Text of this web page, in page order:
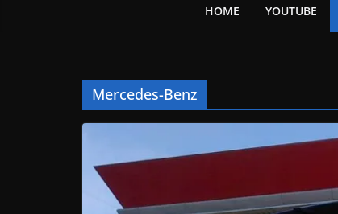
HOME YOUTUBE
Mercedes-Benz